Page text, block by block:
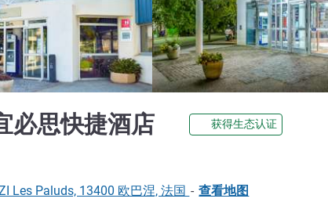
必思快捷酒店 2 星 获得生态认证
Les Paluds, 13400 欧巴涅, 法国 - 查看地图